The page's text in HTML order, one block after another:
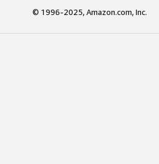
© 1996-2025, Amazon.com, Inc.